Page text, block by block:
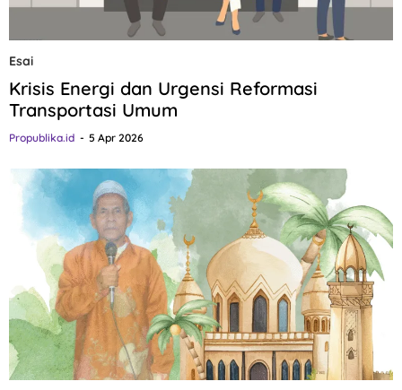
Esai
Krisis Energi dan Urgensi Reformasi
Transportasi Umum
Propublika.id 5 Apr 2026